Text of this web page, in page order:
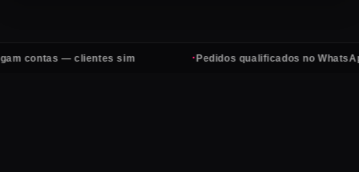
— clientes sim Pedidos qualificados no WhatsApp,